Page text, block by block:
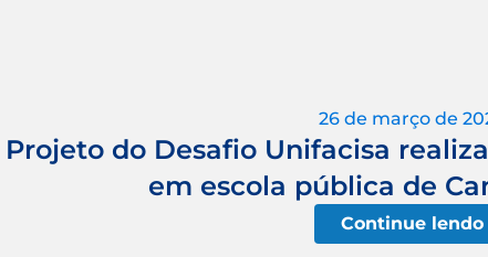
26 de março de
Projeto do Desafio Unifacisa
em escola pública de
Continue lendo